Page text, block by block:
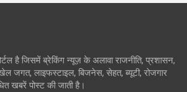
है जिसमें ब्रेकिंग न्यूज़ के अलावा राजनीति, प्रशासन,
जगत, लाइफस्टाइल, बिजनेस, सेहत, ब्यूटी, रोजगार
खबरें पोस्ट की जाती है।